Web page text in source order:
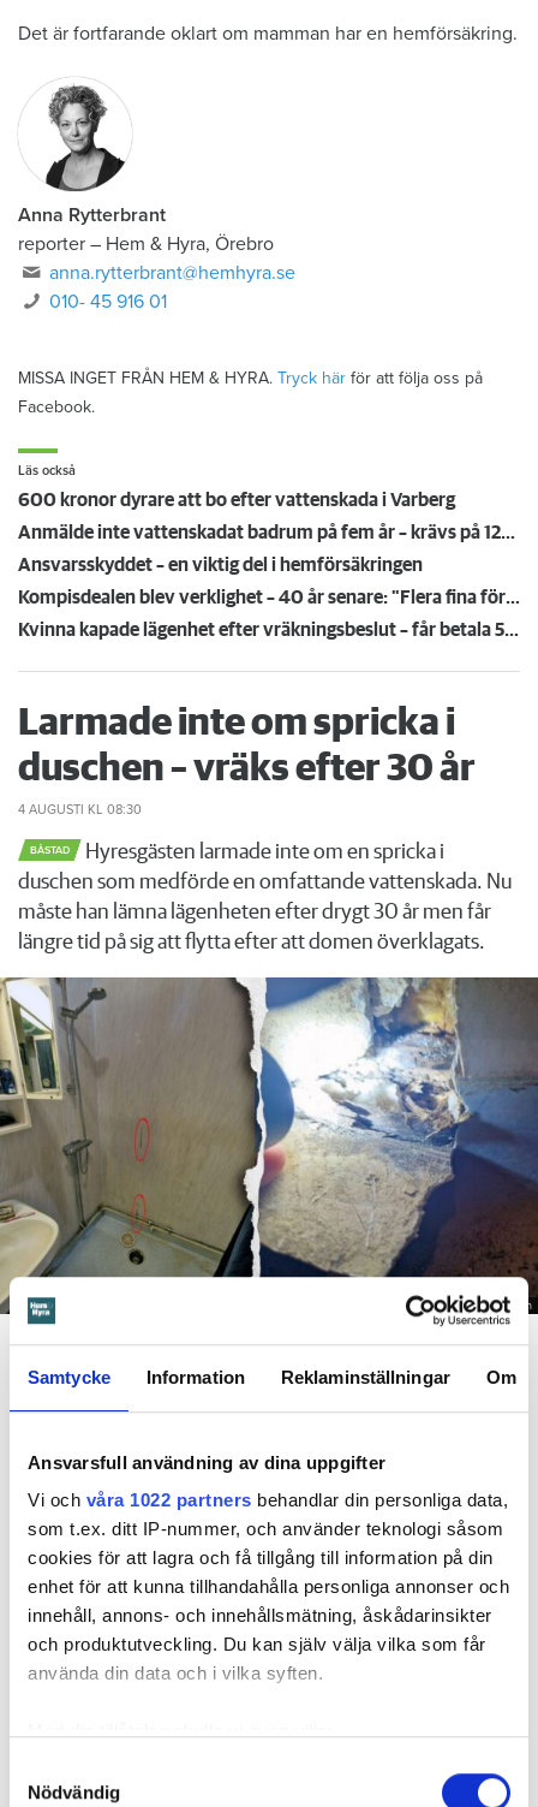
Samtycke Information Reklaminställningar Om
Ansvarsfull användning av dina uppgifter
Vi och våra 1022 partners behandlar din personliga data,
som t.ex. ditt IP-nummer, och använder teknologi såsom
cookies för att lagra och få tillgång till information på din
enhet för att kunna tillhandahålla personliga annonser och
innehåll, annons- och innehållsmätning, åskådarinsikter
och produktutveckling. Du kan själv välja vilka som får
använda din data och i vilka syften.
som kan ha en noggrannhet på upp till flera meter
Nödvändig
Det är fortfarande oklart om mamman har en hemförsäkring.
Anna Rytterbrant
reporter – Hem & Hyra, Örebro
anna.rytterbrant@hemhyra.se
010- 45 916 01
MISSA INGET FRÅN HEM & HYRA. Tryck här för att följa oss på
Facebook.
Läs också
600 kronor dyrare att bo efter vattenskada i Varberg
Anmälde inte vattenskadat badrum på fem år – krävs på 125 000 kronor
Ansvarsskyddet – en viktig del i hemförsäkringen
Kompisdealen blev verklighet – 40 år senare: "Flera fina fördelar med att dela bostad"
Kvinna kapade lägenhet efter vräkningsbeslut – får betala 50 000
Larmade inte om spricka i
duschen – vräks efter 30 år
4 AUGUSTI KL 08:30
BÅSTAD
Hyresgästen larmade inte om en spricka i
duschen som medförde en omfattande vattenskada. Nu
måste han lämna lägenheten efter drygt 30 år men får
längre tid på sig att flytta efter att domen överklagats.
Foto: Hyresnämnden
En inspektion visade att vatten under en längre tid läckt in genom sprickor i väggen (de
röda markeringarna) och orsakat rötskador i syllen.
Dela Tweeta
Hyresgästen har bott i lägenheten i skånska Båstad sedan
1995 men måste nu flytta sedan hans kontrakt prövats både
i hyresnämnden och i hovrätten.
Skada upptäcktes av hantverkare
Det var när hyresvärdens hantverkare skulle byta ett
duschmunstycke under hösten förra året som en spricka i
plastmattan på väggen i duschen upptäcktes. Strax efter
badrummet. Då upptäcktes att vatten läckt från den trasiga
svetsskarven under en längre tid och orsakat omfattande
vattenskador.